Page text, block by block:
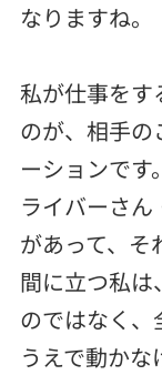
なりますね。
私が仕事をす
のが、相手
ーションです
ライバーさ
があって、そ
間に立つ私は
のではなく
うえで動か